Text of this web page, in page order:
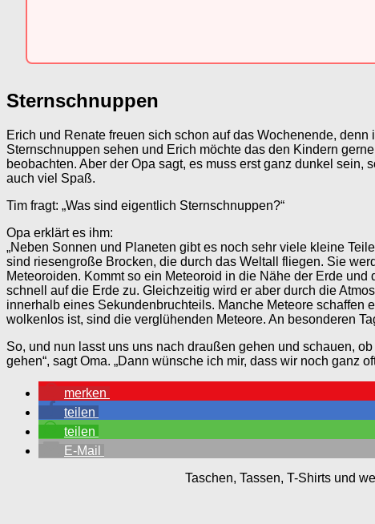
Sternschnuppen
Erich und Renate freuen sich schon auf das Wochenende,
Sternschnuppen sehen und Erich möchte das den Kindern
beobachten. Aber der Opa sagt, es muss erst ganz dunkel
auch viel Spaß.
Tim fragt: „Was sind eigentlich Sternschnuppen?“
Opa erklärt es ihm:
„Neben Sonnen und Planeten gibt es noch sehr viele kleine
sind riesengroße Brocken, die durch das Weltall fliegen. Sie
Meteoroiden. Kommt so ein Meteoroid in die Nähe der Erde
schnell auf die Erde zu. Gleichzeitig wird er aber durch die
innerhalb eines Sekundenbruchteils. Manche Meteore schaffen
wolkenlos ist, sind die verglühenden Meteore. An besonderen
So, und nun lasst uns uns nach draußen gehen und schauen,
gehen“, sagt Oma. „Dann wünsche ich mir, dass wir noch ganz
merken
teilen
teilen
E-Mail
Taschen, Tassen, T-Shirts und